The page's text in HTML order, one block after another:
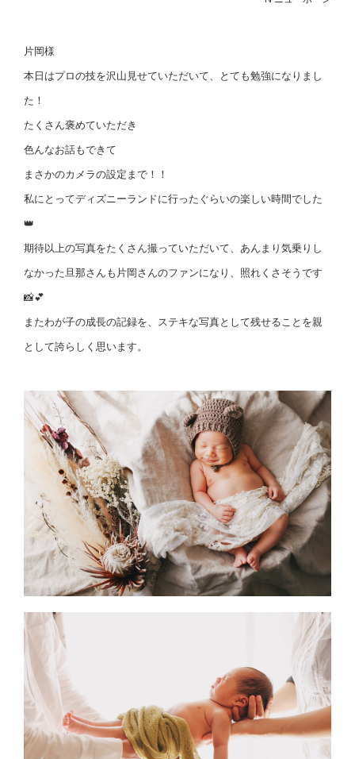
片岡様
本日はプロの技を沢山見せていただいて、とても勉強になりまし
た！
たくさん褒めていただき
色んなお話もできて
まさかのカメラの設定まで！！
私にとってディズニーランドに行ったぐらいの楽しい時間でした
👑
期待以上の写真をたくさん撮っていただいて、あんまり気乗りし
なかった旦那さんも片岡さんのファンになり、照れくさそうです
📸💕
またわが子の成長の記録を、ステキな写真として残せることを親
として誇らしく思います。